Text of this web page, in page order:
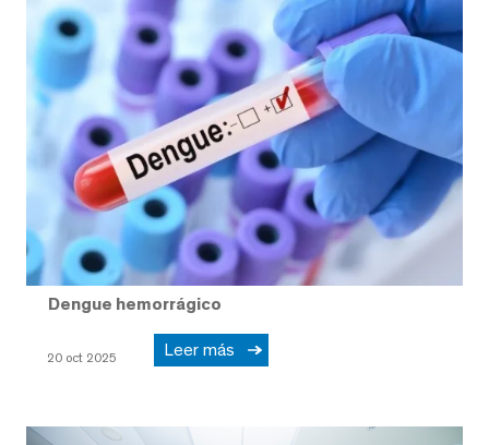
Dengue hemorrágico
20 oct 2025 Leer más